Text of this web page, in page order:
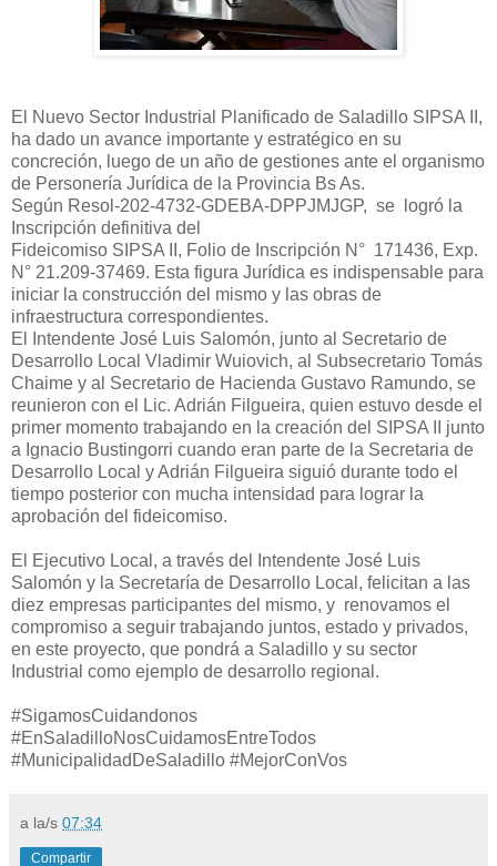
El Nuevo Sector Industrial Planificado de Saladillo SIPSA II,
ha dado un avance importante y estratégico en su
concreción, luego de un año de gestiones ante el organismo
de Personería Jurídica de la Provincia Bs As.
Según Resol-202-4732-GDEBA-DPPJMJGP, se logró la
Inscripción definitiva del
Fideicomiso SIPSA II, Folio de Inscripción N° 171436, Exp.
N° 21.209-37469. Esta figura Jurídica es indispensable para
iniciar la construcción del mismo y las obras de
infraestructura correspondientes.
El Intendente José Luis Salomón, junto al Secretario de
Desarrollo Local Vladimir Wuiovich, al Subsecretario Tomás
Chaime y al Secretario de Hacienda Gustavo Ramundo, se
reunieron con el Lic. Adrián Filgueira, quien estuvo desde el
primer momento trabajando en la creación del SIPSA II junto
a Ignacio Bustingorri cuando eran parte de la Secretaria de
Desarrollo Local y Adrián Filgueira siguió durante todo el
tiempo posterior con mucha intensidad para lograr la
aprobación del fideicomiso.
El Ejecutivo Local, a través del Intendente José Luis
Salomón y la Secretaría de Desarrollo Local, felicitan a las
diez empresas participantes del mismo, y renovamos el
compromiso a seguir trabajando juntos, estado y privados,
en este proyecto, que pondrá a Saladillo y su sector
Industrial como ejemplo de desarrollo regional.
#SigamosCuidandonos
#EnSaladilloNosCuidamosEntreTodos
#MunicipalidadDeSaladillo #MejorConVos
a la/s 07:34
Compartir